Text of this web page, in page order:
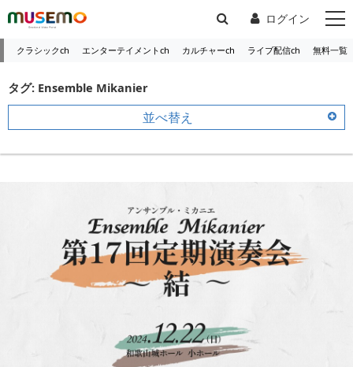
ログイン
クラシックch エンターテイメントch カルチャーch ライブ配信ch 無料一覧
タグ: Ensemble Mikanier
並べ替え